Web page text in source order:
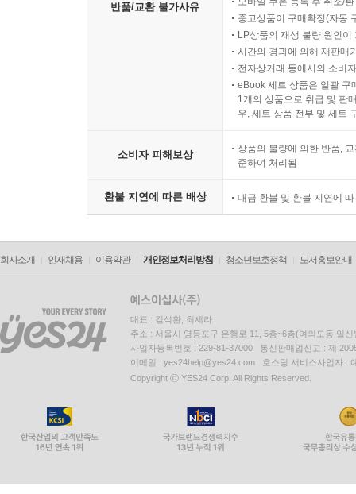
반품/교환 불가사유
중고상품이 구매확정(자동
LP상품의 재생 불량 원인
시간의 경과에 의해 재판매
전자상거래 등에서의 소비
eBook 세트 상품은 일괄 구
1개의 상품으로 취급 및 판
우, 세트 상품 전부 및 세트
소비자 피해보상
상품의 불량에 의한 반품,
준하여 처리됨
환불 지연에 따른 배상 대금 환불 및 환불 지연에
회사소개 인재채용 이용약관 개인정보처리방침 청소년보호정책 도서홍보안내
대표 : 김석환, 최세라
주소 : 서울시 영등포구 은행로 11, 5층~6층(여의도동,일신
사업자등록번호 : 229-81-37000 통신판매업신고 : 제
이메일 : yes24help@yes24.com 호스팅 서비스사업자 :
Copyright ⓒ YES24 Corp. All Rights Reserved.